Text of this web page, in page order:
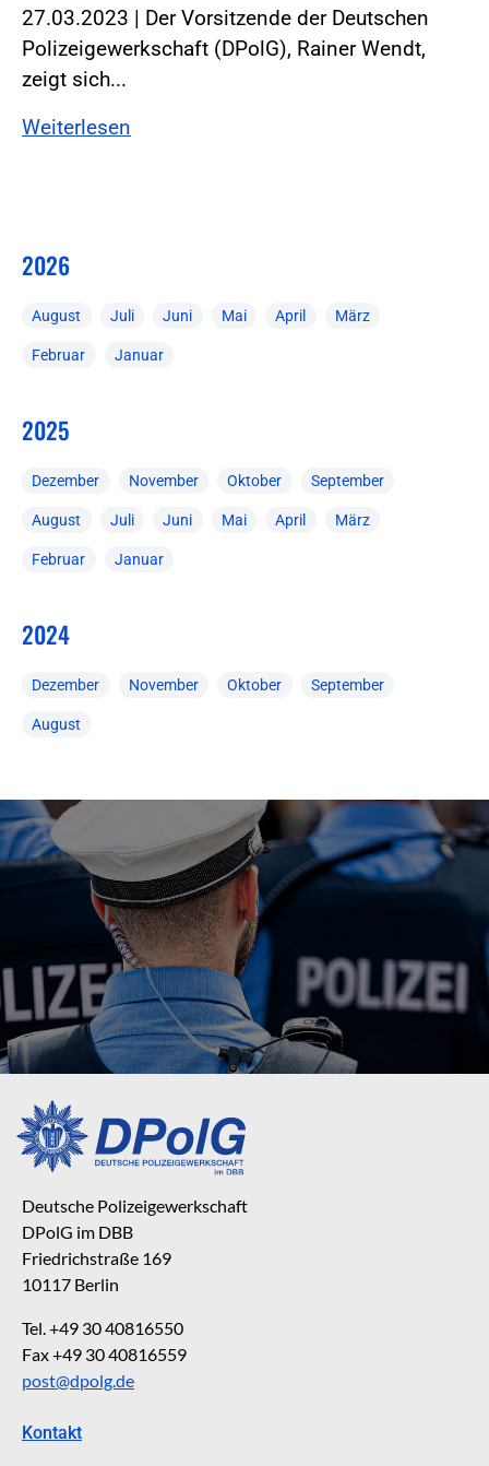
27.03.2023 | Der Vorsitzende der Deutschen
Polizeigewerkschaft (DPolG), Rainer Wendt,
zeigt sich...
Weiterlesen
2026
August Juli Juni Mai April März
Februar Januar
2025
Dezember November Oktober September
August Juli Juni Mai April März
Februar Januar
2024
Dezember November Oktober September
August
Deutsche Polizeigewerkschaft
DPolG im DBB
Friedrichstraße 169
10117 Berlin
Tel. +49 30 40816550
Fax +49 30 40816559
post@dpolg.de
Kontakt